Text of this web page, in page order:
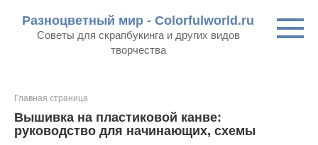
контенту
Разноцветный мир - Colorfulworld.ru
Советы для скрапбукинга и других видов
творчества
Главная страница
Вышивка на пластиковой канве:
руководство для начинающих, схемы